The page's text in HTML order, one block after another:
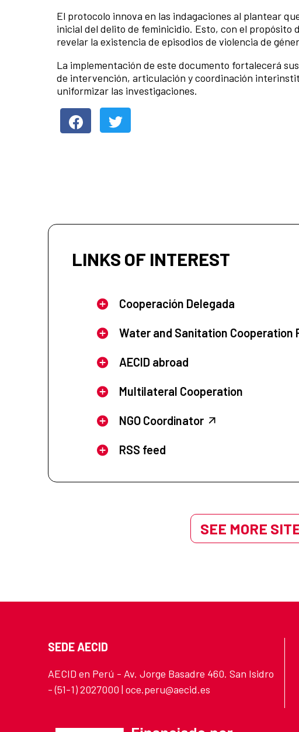
El protocolo innova en las indagaciones al plantear
inicial del delito de feminicidio. Esto, con el propósito
revelar la existencia de episodios de violencia de
La implementación de este documento fortalecerá
de intervención, articulación y coordinación
uniformizar las investigaciones.
LINKS OF INTEREST
Cooperación Delegada
Water and Sanitation Cooperation
AECID abroad
Multilateral Cooperation
NGO Coordinator
RSS feed
SEE MORE
SEDE AECID
AECID en Perú - Av. Jorge Basadre 460. San Isidro
- (51-1) 2027000 | oce.peru@aecid.es